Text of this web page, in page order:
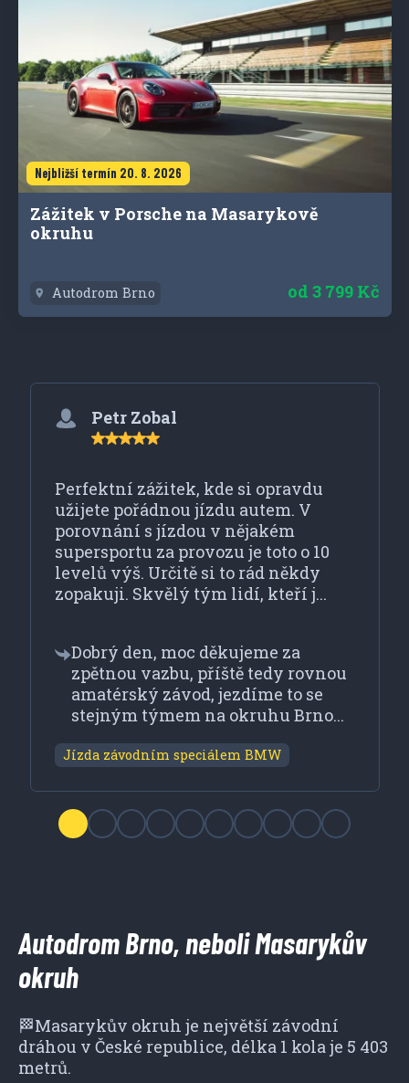
Nejbližší termín 20. 8. 2026
Zážitek v Porsche na Masarykově
okruhu
Autodrom Brno od 3 799 Kč
Co říkají naši zákazníci
Petr Zobal
Perfektní zážitek, kde si opravdu
užijete pořádnou jízdu autem. V
porovnání s jízdou v nějakém
supersportu za provozu je toto o 10
levelů výš. Určitě si to rád někdy
zopakuji. Skvělý tým lidí, kteří j...
Dobrý den, moc děkujeme za
zpětnou vazbu, příště tedy rovnou
amatérský závod, jezdíme to se
stejným týmem na okruhu Brno...
Jízda závodním speciálem BMW
Autodrom Brno, neboli Masarykův
okruh
🏁Masarykův okruh je největší závodní
dráhou v České republice, délka 1 kola je 5 403
metrů.